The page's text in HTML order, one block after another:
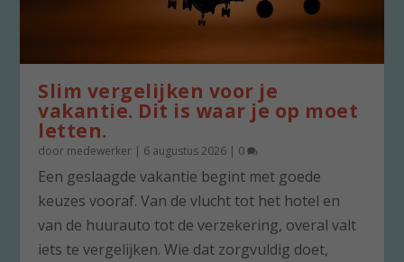
Slim vergelijken voor je
vakantie. Dit is waar je op moet
letten.
door medewerker | 6 augustus 2026 | 0
Een geslaagde vakantie begint met goede
keuzes vooraf. Van de vlucht tot het hotel en
van de huurauto tot de verzekering, overal valt
iets te vergelijken. Wie dat zorgvuldig doet,